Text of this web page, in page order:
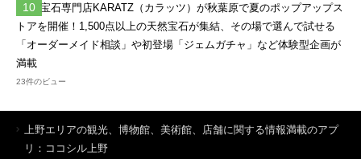
宝石専門店KARATZ（カラッツ）が秋葉原で夏のポップアップス
トアを開催！1,500点以上の天然宝石が集結、その場で選んで試せる
「オーダーメイド相談」や初登場「ジェムガチャ」など体験型企画が
満載
23件のビュー
上野エリアの観光、博物館、美術館、店舗に関する情報満載のアプ
リ：ココシル上野